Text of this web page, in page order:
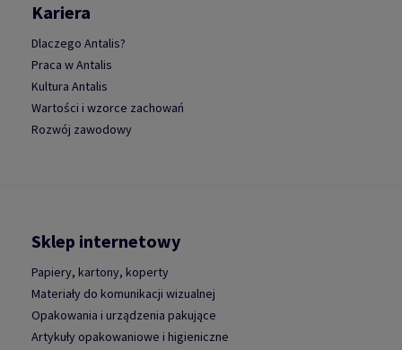
Kariera
Dlaczego Antalis?
Praca w Antalis
Kultura Antalis
Wartości i wzorce zachowań
Rozwój zawodowy
Sklep internetowy
Papiery, kartony, koperty
Materiały do komunikacji wizualnej
Opakowania i urządzenia pakujące
Artykuły opakowaniowe i higieniczne